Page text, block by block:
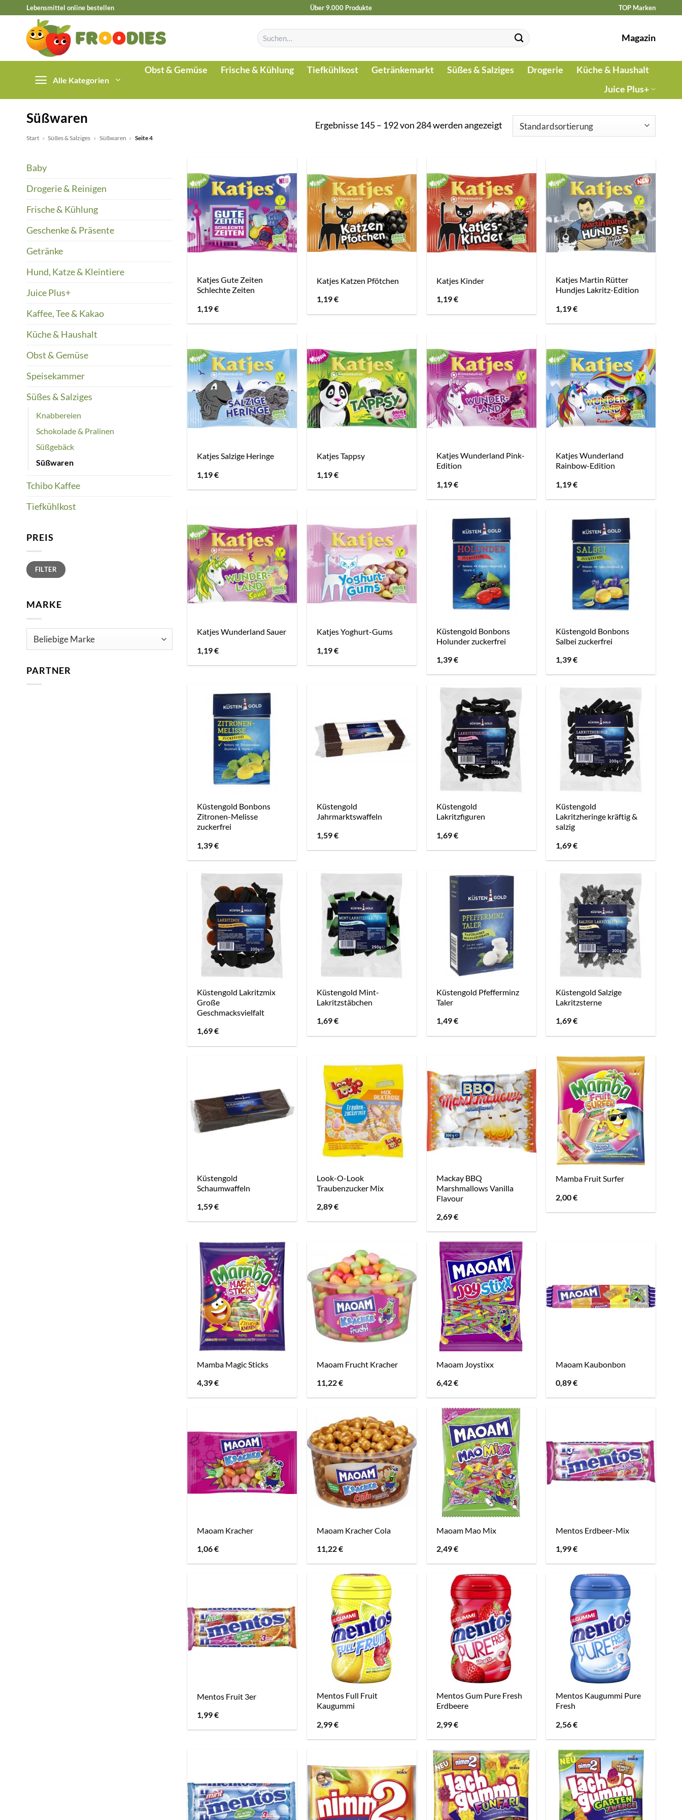
springen
Lebensmittel online bestellen Über 9.000 Produkte TOP Marken
Suchen
nach:
Magazin
Alle Kategorien
Obst & Gemüse Frische & Kühlung Tiefkühlkost Getränkemarkt Süßes & Salziges Drogerie
Küche & Haushalt
Juice Plus+
Süßwaren
Start » Süßes & Salziges » Süßwaren » Seite 4
Ergebnisse 145 – 192 von 284 werden angezeigt
Baby
Drogerie & Reinigen
Frische & Kühlung
Geschenke & Präsente
Getränke
Hund, Katze & Kleintiere
Juice Plus+
Kaffee, Tee & Kakao
Küche & Haushalt
Obst & Gemüse
Speisekammer
Süßes & Salziges
Knabbereien
Schokolade & Pralinen
Süßgebäck
Süßwaren
Tchibo Kaffee
Tiefkühlkost
PREIS
Min.
Preis
Max.
PreisFILTER
MARKE
PARTNER
Katjes Gute Zeiten
Schlechte Zeiten
1,19€
Katjes Katzen Pfötchen
1,19€
Katjes Kinder
1,19€
Katjes Martin Rütter
Hundjes Lakritz-Edition
1,19€
Katjes Salzige Heringe
1,19€
Katjes Tappsy
1,19€
Katjes Wunderland Pink-
Edition
1,19€
Katjes Wunderland
Rainbow-Edition
1,19€
Katjes Wunderland Sauer
1,19€
Katjes Yoghurt-Gums
1,19€
Küstengold Bonbons
Holunder zuckerfrei
1,39€
Küstengold Bonbons
Salbei zuckerfrei
1,39€
Küstengold Bonbons
Zitronen-Melisse
zuckerfrei
1,39€
Küstengold
Jahrmarktswaffeln
1,59€
Küstengold
Lakritzfiguren
1,69€
Küstengold
Lakritzheringe kräftig &
salzig
1,69€
Küstengold Lakritzmix
Große
Geschmacksvielfalt
1,69€
Küstengold Mint-
Lakritzstäbchen
1,69€
Küstengold Pfefferminz
Taler
1,49€
Küstengold Salzige
Lakritzsterne
1,69€
Küstengold
Schaumwaffeln
1,59€
Look-O-Look
Traubenzucker Mix
2,89€
Mackay BBQ
Marshmallows Vanilla
Flavour
2,69€
Mamba Fruit Surfer
2,00€
Mamba Magic Sticks
4,39€
Maoam Frucht Kracher
11,22€
Maoam Joystixx
6,42€
Maoam Kaubonbon
0,89€
Maoam Kracher
1,06€
Maoam Kracher Cola
11,22€
Maoam Mao Mix
2,49€
Mentos Erdbeer-Mix
1,99€
Mentos Fruit 3er
1,99€
Mentos Full Fruit
Kaugummi
2,99€
Mentos Gum Pure Fresh
Erdbeere
2,99€
Mentos Kaugummi Pure
Fresh
2,56€